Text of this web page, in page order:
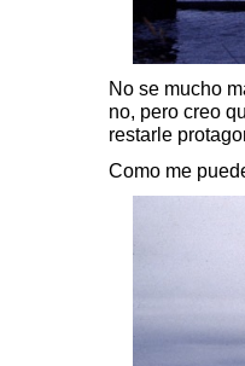
No se mucho
no, pero creo
restarle
Como me